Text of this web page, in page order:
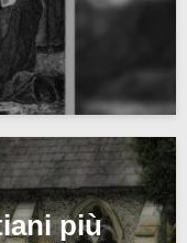
più